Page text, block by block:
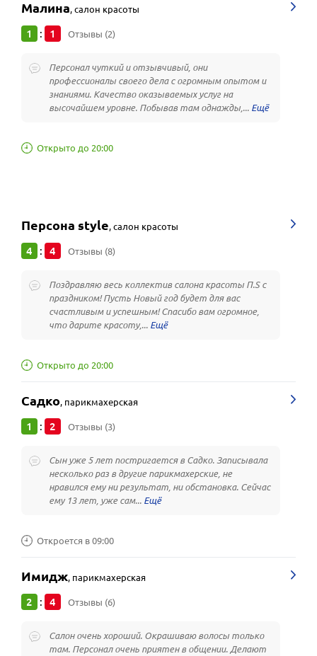
Малина,салон красоты
1 : 1 Отзывы (2)
Персонал чуткий и отзывчивый, они
профессионалы своего дела с огромным опытом и
знаниями. Качество оказываемых услуг на
высочайшем уровне. Побывав там однажды,...
Открыто до 20:00
Персона style,салон красоты
4 : 4 Отзывы (8)
Поздравляю весь коллектив салона красоты П.S c
праздником! Пусть Новый год будет для вас
счастливым и успешным! Спасибо вам огромное,
что дарите красоту,...
Открыто до 20:00
Садко, парикмахерская
1 : 2 Отзывы (3)
Сын уже 5 лет постригается в Садко. Записывала
несколько раз в другие парикмахерские, не
нравился ему ни результат, ни обстановка. Сейчас
ему 13 лет, уже сам...
Откроется в 09:00
Имидж, парикмахерская
2 : 4 Отзывы (6)
Салон очень хороший. Окрашиваю волосы только
там. Персонал очень приятен в общении. Делают